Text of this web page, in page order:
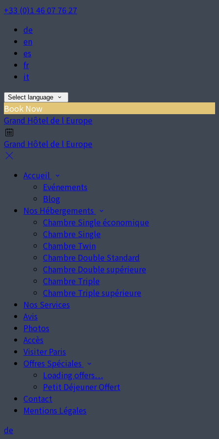
+33 (0)1 46 07 76 27
de
en
es
fr
it
Select language
Book Now
Grand Hôtel de l Europe
Grand Hôtel de l Europe
Accueil
Evénements
Blog
Nos Hébergements
Chambre Single économique
Chambre Single
Chambre Twin
Chambre Double Standard
Chambre Double supérieure
Chambre Triple
Chambre Triple supérieure
Nos Services
Avis
Photos
Accès
Visiter Paris
Offres Spéciales
Loading offers…
Petit Déjeuner Offert
Contact
Mentions Légales
de